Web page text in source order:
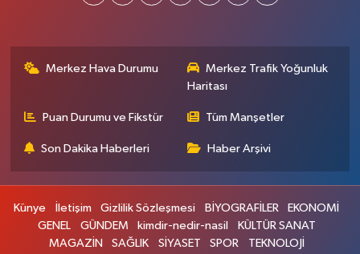
Merkez Hava Durumu
Merkez Trafik Yoğunluk
Haritası
Puan Durumu ve Fikstür Tüm Manşetler
Son Dakika Haberleri Haber Arşivi
Künye İletişim Gizlilik Sözleşmesi BİYOGRAFİLER
EKONOMİ
GENEL
GÜNDEM kimdir-nedir-nasil
KÜLTÜR SANAT
MAGAZİN
SAĞLIK SİYASET SPOR
TEKNOLOJİ